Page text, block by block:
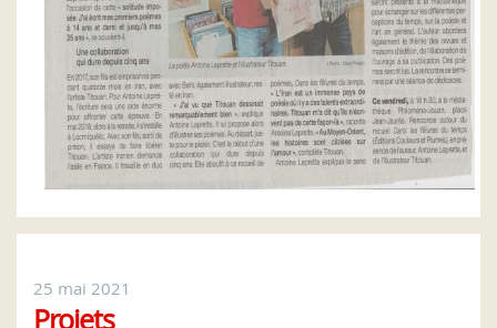
25 mai 2021
Projets